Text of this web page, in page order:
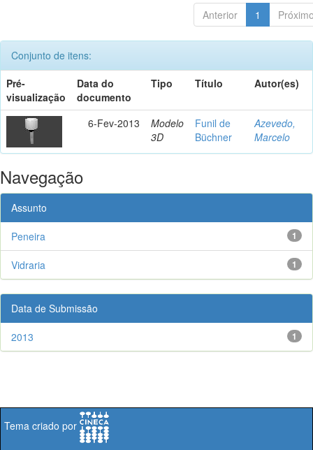
Anterior 1
Conjunto de itens:
Pré-
visualização
Data do
documento
Tipo Título Autor(es)
6-Fev-2013
Modelo
3D
Funil de
Büchner
Azevedo,
Marcelo
Navegação
Assunto
1
Peneira
1
Vidraria
Data de Submissão
1
2013
Tema criado por